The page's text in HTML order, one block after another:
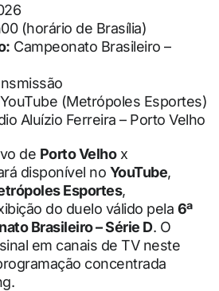
(horário de Brasília)
Campeonato Brasileiro –
YouTube (Metrópoles Esportes)
Aluízio Ferreira – Porto Velho
de Porto Velhox
disponível no YouTube,
Esportes,
do duelo válido pela 6ª
Brasileiro – Série D. O
em canais de TV neste
concentrada